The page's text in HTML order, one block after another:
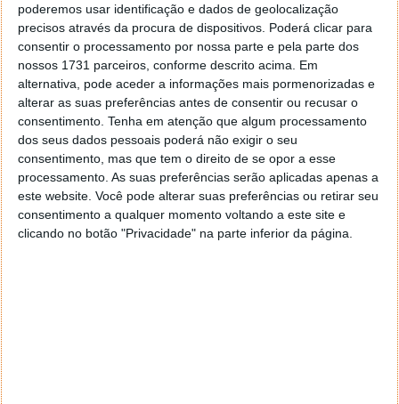
poderemos usar identificação e dados de geolocalização
precisos através da procura de dispositivos. Poderá clicar para
consentir o processamento por nossa parte e pela parte dos
nossos 1731 parceiros, conforme descrito acima. Em
alternativa, pode aceder a informações mais pormenorizadas e
alterar as suas preferências antes de consentir ou recusar o
consentimento. Tenha em atenção que algum processamento
dos seus dados pessoais poderá não exigir o seu
consentimento, mas que tem o direito de se opor a esse
processamento. As suas preferências serão aplicadas apenas a
este website. Você pode alterar suas preferências ou retirar seu
consentimento a qualquer momento voltando a este site e
clicando no botão "Privacidade" na parte inferior da página.
Enquanto espera que chegue o mail de confirmação,
pode aproveitar para actualizar o seu perfil,
preenchendo os dados relativos ao seu nome e
introduzir uma pequena descrição acerca de si, que
deverá guardar carregando em “Guardar perfil”.